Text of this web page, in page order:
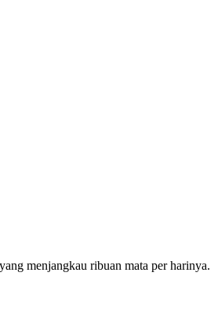
yang menjangkau ribuan mata per harinya.